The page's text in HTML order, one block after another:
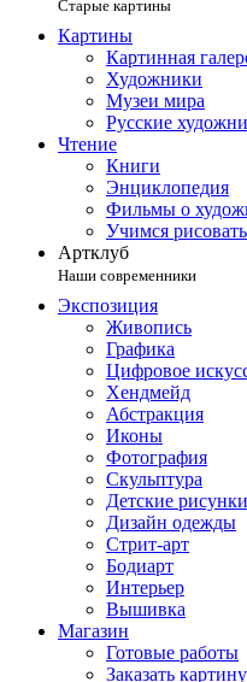
Старые картины
Картины
Картинная
Художники
Музеи мира
Русские
Чтение
Книги
Энциклопедия
Фильмы о
Учимся рисовать
Артклуб
Наши современники
Экспозиция
Живопись
Графика
Цифровое
Хендмейд
Абстракция
Иконы
Фотография
Скульптура
Детские рисунки
Дизайн одежды
Стрит-арт
Бодиарт
Интерьер
Вышивка
Магазин
Готовые работы
Заказать картину